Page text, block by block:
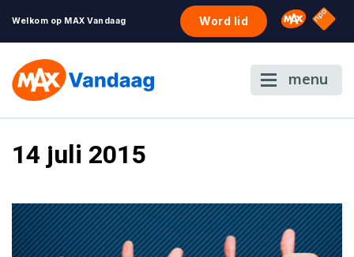
Welkom op MAX Vandaag Word lid Omroep
NPO
menu
14 juli 2015